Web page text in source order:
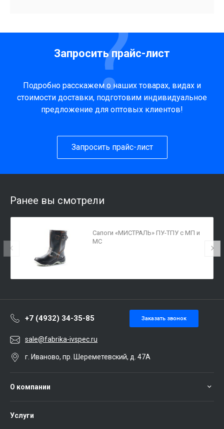
Запросить прайс-лист
Подробно расскажем о наших товарах, видах и
стоимости доставки, подготовим индивидуальное
предложение для оптовых клиентов!
Запросить прайс-лист
Ранее вы смотрели
Сапоги «МИСТРАЛЬ» ПУ-ТПУ с МП и
МС
+7 (4932) 34-35-85 Заказать звонок
sale@fabrika-ivspec.ru
г. Иваново, пр. Шереметевский, д. 47А
О компании
Услуги